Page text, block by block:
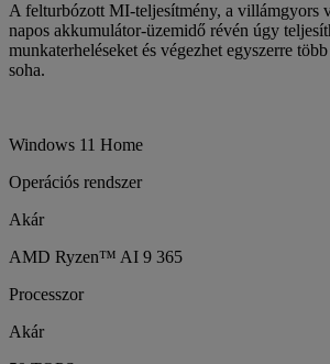
A felturbózott MI-teljesítmény, a villámgyors
napos akkumulátor-üzemidő révén úgy
munkaterheléseket és végezhet egyszerre
soha.
Windows 11 Home
Operációs rendszer
Akár
AMD Ryzen™ AI 9 365
Processzor
Akár